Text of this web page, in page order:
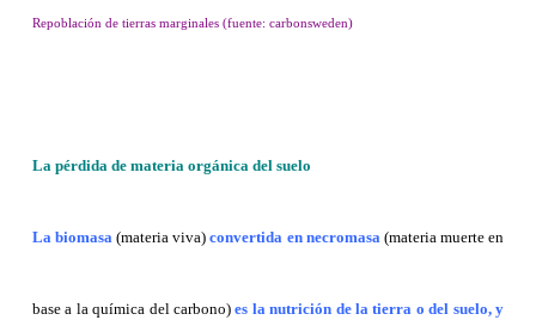
Repoblación de tierras marginales (fuente: carbonsweden)
La pérdida de materia orgánica del suelo
La biomasa (materia viva)convertida en necromasa(materia muerte en
base a la química del carbono)es la nutrición de la tierra o del suelo, y